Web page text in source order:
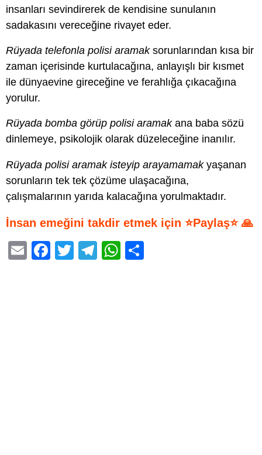
insanları sevindirerek de kendisine sunulanın
sadakasını vereceğine rivayet eder.
Rüyada telefonla polisi aramaksorunlarından kısa bir
zaman içerisinde kurtulacağına, anlayışlı bir kısmet
ile dünyaevine gireceğine ve ferahlığa çıkacağına
yorulur.
Rüyada bomba görüp polisi aramakana baba sözü
dinlemeye, psikolojik olarak düzeleceğine inanılır.
Rüyada polisi aramak isteyip arayamamakyaşanan
sorunların tek tek çözüme ulaşacağına,
çalışmalarının yarıda kalacağına yorulmaktadır.
İnsan emeğini takdir etmek için ⭐Paylaş⭐ 🙏
E
F
T
T
W